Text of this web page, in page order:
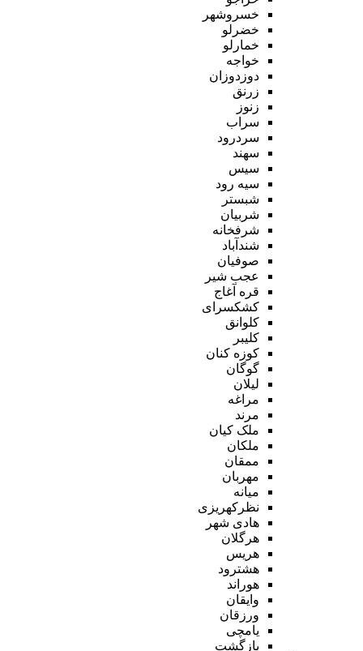
خسروشهر
خضرلو
خمارلو
خواجه
دوزدوزان
زرنق
زنوز
سراب
سردرود
سهند
سیس
سیه رود
شبستر
شربیان
شرفخانه
شندآباد
صوفیان
عجب شیر
قره آغاج
کشکسرای
کلوانق
کلیبر
کوزه کنان
گوگان
لیلان
مراغه
مرند
ملک کیان
ملکان
ممقان
مهربان
میانه
نظرکهریزی
هادی شهر
هرگلان
هریس
هشترود
هوراند
وایقان
ورزقان
یامچی
بازگشت